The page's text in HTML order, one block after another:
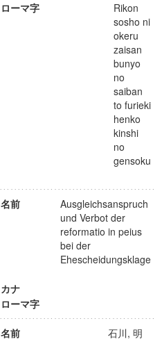
ローマ字
Rikon
sosho ni
okeru
zaisan
bunyo
no
saiban
to furieki
henko
kinshi
no
gensoku
名前
Ausgleichsanspruch
und Verbot der
reformatio in peius
bei der
Ehescheidungsklage
カナ
ローマ字
名前 石川, 明